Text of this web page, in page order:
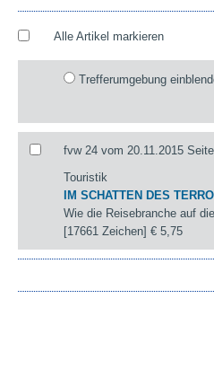
Alle Artikel markieren
Trefferumgebung
fvw 24 vom 20.11.2015
Touristik
IM SCHATTEN DES
Wie die Reisebranche auf
[17661 Zeichen]€ 5,75